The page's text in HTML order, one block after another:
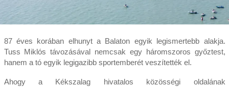
87 éves korában elhunyt a Balaton egyik legismertebb alakja.
Tuss Miklós távozásával nemcsak egy háromszoros győztest,
hanem a tó egyik legigazibb sportemberét veszítették el.
Ahogy a Kékszalag hivatalos közösségi oldalának